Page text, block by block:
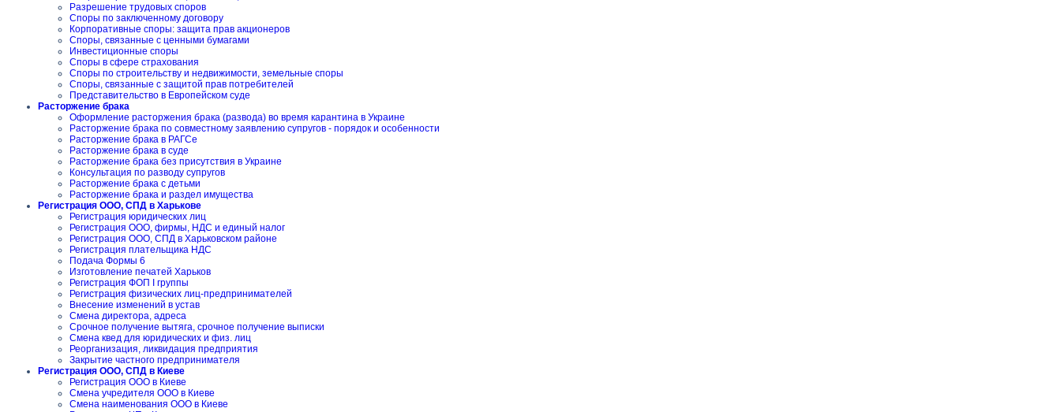
Разрешение трудовых споров
Споры по заключенному договору
Корпоративные споры: защита прав акционеров
Споры, связанные с ценными бумагами
Инвестиционные споры
Споры в сфере страхования
Споры по строительству и недвижимости, земельные споры
Споры, связанные с защитой прав потребителей
Представительство в Европейском суде
Расторжение брака
Оформление расторжения брака (развода) во время карантина в Украине
Расторжение брака по совместному заявлению супругов - порядок и особенности
Расторжение брака в РАГСе
Расторжение брака в суде
Расторжение брака без присутствия в Украине
Консультация по разводу супругов
Расторжение брака с детьми
Расторжение брака и раздел имущества
Регистрация ООО, СПД в Харькове
Регистрация юридических лиц
Регистрация ООО, фирмы, НДС и единый налог
Регистрация ООО, СПД в Харьковском районе
Регистрация плательщика НДС
Подача Формы 6
Изготовление печатей Харьков
Регистрация ФОП I группы
Регистрация физических лиц-предпринимателей
Внесение изменений в устав
Смена директора, адреса
Срочное получение вытяга, срочное получение выписки
Смена квед для юридических и физ. лиц
Реорганизация, ликвидация предприятия
Закрытие частного предпринимателя
Регистрация ООО, СПД в Киеве
Регистрация ООО в Киеве
Смена учредителя ООО в Киеве
Смена наименования ООО в Киеве